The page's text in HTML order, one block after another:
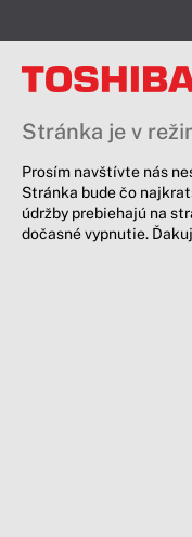
Stránka je v
Prosím navštívte nás
Stránka bude čo
údržby prebiehajú na
dočasné vypnutie.